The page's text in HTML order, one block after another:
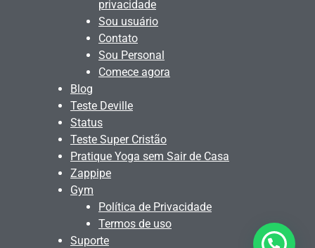
privacidade
Sou usuário
Contato
Sou Personal
Comece agora
Blog
Teste Deville
Status
Teste Super Cristão
Pratique Yoga sem Sair de Casa
Zappipe
Gym
Política de Privacidade
Termos de uso
Suporte